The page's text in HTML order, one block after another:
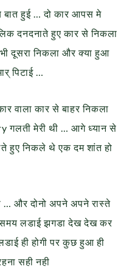
बात हुई … दो कार आपस मे
दनदनाते हुए कार से निकला
दूसरा निकला और क्या हुआ
पिटाई …
वाला कार से बाहर निकला
गलती मेरी थी … आगे ध्यान से
हुए निकले थे एक दम शांत हो
और दोनो अपने अपने रास्ते
लडाई झगडा देख देख कर
ही होगी पर कुछ हुआ ही
सही नही